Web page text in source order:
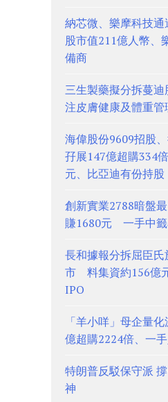
納芯微、樂摩科技
股市值211億人幣、
備商
三生製藥擬分拆蔓
注皮膚健康及體重管
海偉股份9609招股
孖展147億超購334
元、比亞迪有份持股
創新實業2788暗盤
賺1680元 一手中籤
長和據報分拆屈臣
市 料集資約156億
IPO
「羊小咩」母企量
億超購2224倍、一
特朗普反駁保守派
神